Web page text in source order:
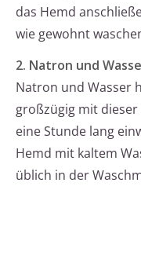
das Hemd
wie gewohnt
2. Natron und
Natron und Wasser
großzügig mit dieser
eine Stunde lang
Hemd mit kaltem
üblich in der